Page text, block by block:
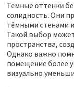
Темные оттенки
солидность. Они
тёмными стенами
Такой выбор
пространства,
Однако важно
помещение более
визуально